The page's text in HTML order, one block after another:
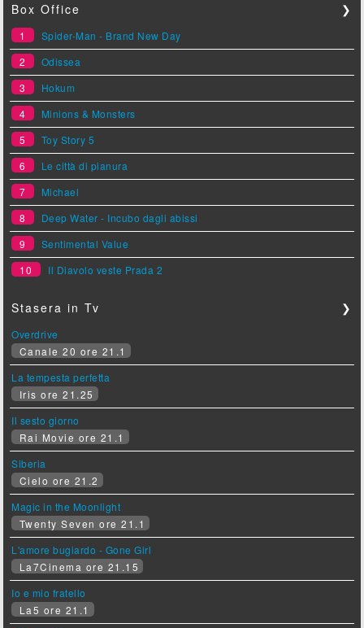
Box Office ❯
1
Spider-Man - Brand New Day
2
Odissea
3
Hokum
4
Minions & Monsters
5
Toy Story 5
6
Le città di pianura
7
Michael
8
Deep Water - Incubo dagli abissi
9
Sentimental Value
10
Il Diavolo veste Prada 2
Stasera in Tv ❯
Overdrive
Canale 20 ore 21.1
La tempesta perfetta
Iris ore 21.25
Il sesto giorno
Rai Movie ore 21.1
Siberia
Cielo ore 21.2
Magic in the Moonlight
Twenty Seven ore 21.1
L'amore bugiardo - Gone Girl
La7Cinema ore 21.15
Io e mio fratello
La5 ore 21.1